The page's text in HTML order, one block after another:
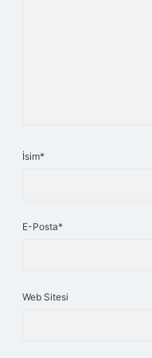
İsim*
E-Posta*
Web Sitesi